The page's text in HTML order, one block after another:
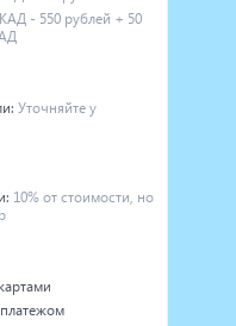
- 550 рублей + 50
Уточняйте у
10% от стоимости, но